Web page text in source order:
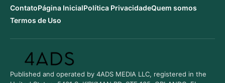
ContatoPágina InicialPolítica PrivacidadeQuem somos
Termos de Uso
Published and operated by 4ADS MEDIA LLC, registered in the